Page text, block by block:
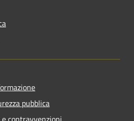
pubblica